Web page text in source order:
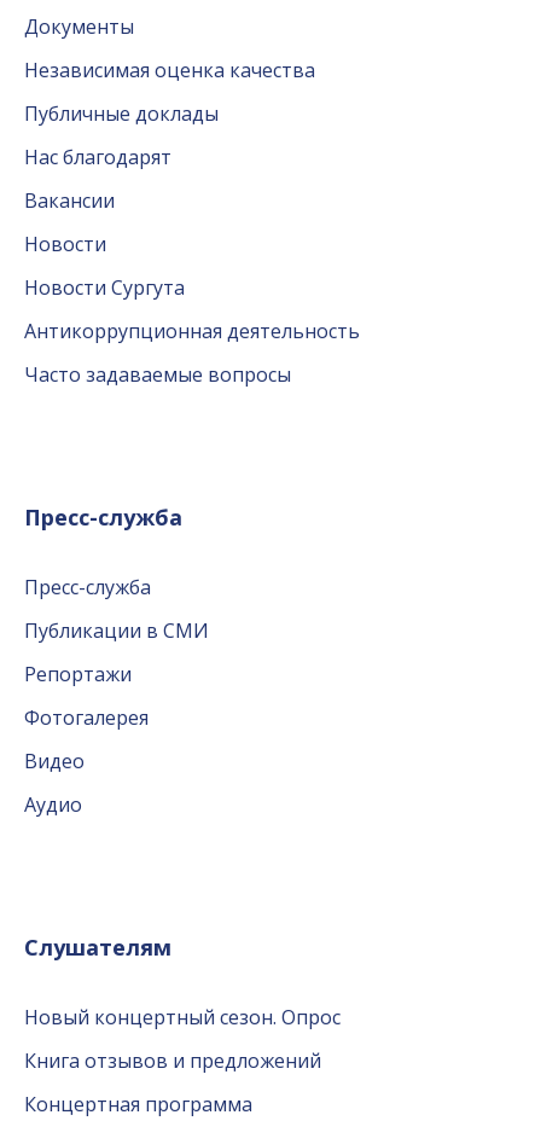
Документы
Независимая оценка качества
Публичные доклады
Нас благодарят
Вакансии
Новости
Новости Сургута
Антикоррупционная деятельность
Часто задаваемые вопросы
Пресс-служба
Пресс-служба
Публикации в СМИ
Репортажи
Фотогалерея
Видео
Аудио
Слушателям
Новый концертный сезон. Опрос
Книга отзывов и предложений
Концертная программа